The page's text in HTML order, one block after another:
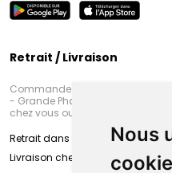
Nous
Retrait / Livraison
Commandez en ligne et venez
- Grande Pharmacie d’Amiens
chez vous ou en point retrait
Retrait dans la pharmacie
Livraison chez vous